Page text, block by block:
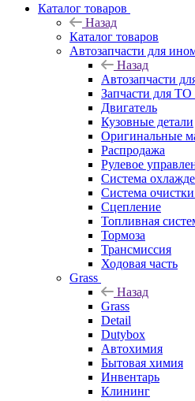
Каталог товаров
Назад
Каталог товаров
Автозапчасти для
Назад
Автозапчасти
Запчасти для ТО
Двигатель
Кузовные детали
Оригинальные
Распродажа
Рулевое
Система
Система
Сцепление
Топливная
Тормоза
Трансмиссия
Ходовая часть
Grass
Назад
Grass
Detail
Dutybox
Автохимия
Бытовая химия
Инвентарь
Клининг